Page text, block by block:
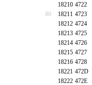
18210 4722
80
18211 4723
18212 4724
18213 4725
18214 4726
18215 4727
18216 4728
18221 472D
18222 472E